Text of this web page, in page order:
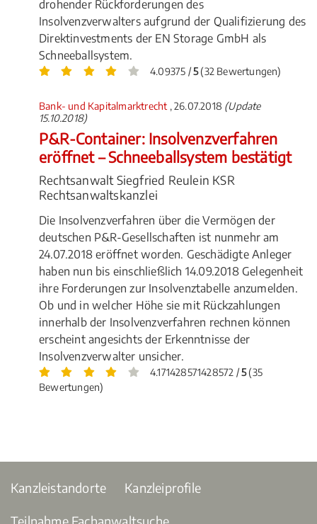
drohender Rückforderungen des
Insolvenzverwalters aufgrund der Qualifizierung des
Direktinvestments der EN Storage GmbH als
Schneeballsystem.
4.09375 /5(32 Bewertungen)
Bank- und Kapitalmarktrecht , 26.07.2018 (Update
15.10.2018)
P&R-Container: Insolvenzverfahren
eröffnet – Schneeballsystem bestätigt
Rechtsanwalt Siegfried Reulein KSR
Rechtsanwaltskanzlei
Die Insolvenzverfahren über die Vermögen der
deutschen P&R-Gesellschaften ist nunmehr am
24.07.2018 eröffnet worden. Geschädigte Anleger
haben nun bis einschließlich 14.09.2018 Gelegenheit
ihre Forderungen zur Insolvenztabelle anzumelden.
Ob und in welcher Höhe sie mit Rückzahlungen
innerhalb der Insolvenzverfahren rechnen können
erscheint angesichts der Erkenntnisse der
Insolvenzverwalter unsicher.
4.171428571428572 /5(35
Bewertungen)
Kanzleistandorte Kanzleiprofile